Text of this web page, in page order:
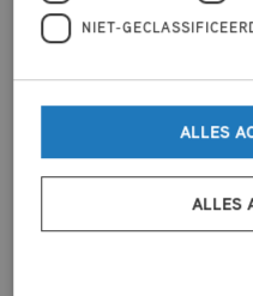
12/06/2026 15:00
Tienermiddag
Elke Vrijdag: Tienermiddag
The HangOut is een
NIET-
ALLES
ALLES